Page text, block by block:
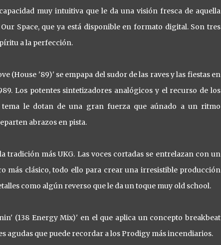
muy intuitiva que le da una visión fresca de aquella
Space, que ya está disponible en formato digital. Son tres
a la perfección.
(House '89)' se empapa del sudor de las raves y las fiestas en
Los potentes sintetizadores analógicos y el recurso de los
le dotan de una gran fuerza que aúnado a un ritmo
abrazos en pista.
tradición más UKG. Las voces cortadas se entrelazan con un
más clásico, todo ello para crear una irresistible producción
como algún reverso que le da un toque muy old school.
(138 Energy Mix)' en el que aplica un concepto breakbeat
que puede recordar a los Prodigy más incendiarios.